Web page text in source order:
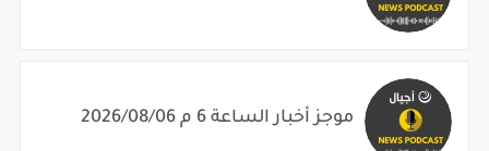
موجز أخبار الساعة 6 م 2026/08/06